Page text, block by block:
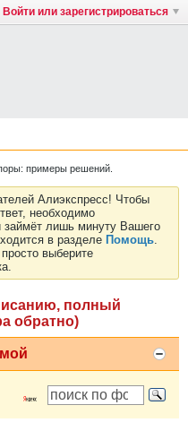
Войти или зарегистрироваться
примеры решений.
Алиэкспресс! Чтобы
необходимо
займёт лишь минуту Вашего
в разделе Помощь.
выберите
полный
обратно)